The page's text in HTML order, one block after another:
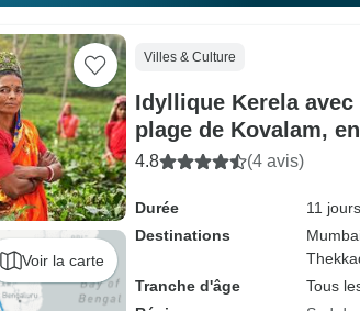
Voir la carte
Villes & Culture
Idyllique Kerela
plage de Kovalam,
4.8 (4 avis)
Durée
11 jours
Destinations
Tranche d'âge
Tous